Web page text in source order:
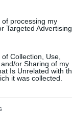
processing my
Targeted Advertising.
Collection, Use,
or Sharing of my
Is Unrelated with
it was collected.
jut,
az emberiség
utakra indul.